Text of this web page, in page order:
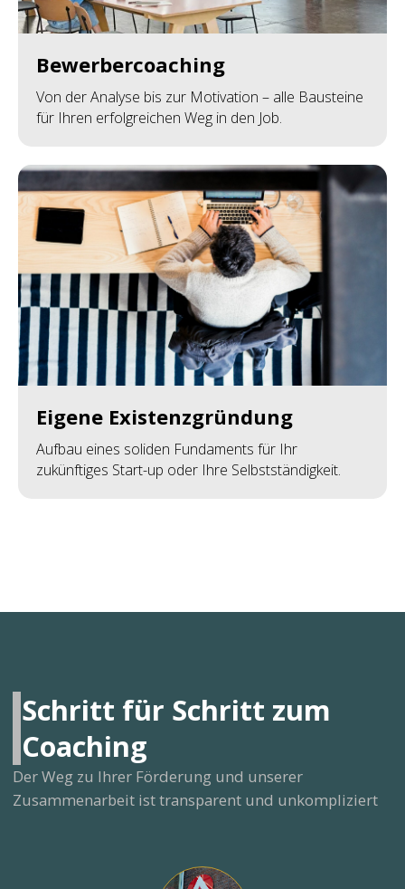
Bewerbercoaching
Von der Analyse bis zur Motivation – alle Bausteine
für Ihren erfolgreichen Weg in den Job.
Eigene Existenzgründung
Aufbau eines soliden Fundaments für Ihr
zukünftiges Start-up oder Ihre Selbstständigkeit.